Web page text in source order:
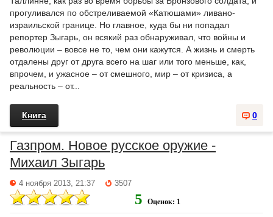
прогуливался по обстреливаемой «Катюшами» ливано-
израильской границе. Но главное, куда бы ни попадал
репортер Зыгарь, он всякий раз обнаруживал, что войны и
революции – вовсе не то, чем они кажутся. А жизнь и смерть
отдалены друг от друга всего на шаг или того меньше, как,
впрочем, и ужасное – от смешного, мир – от кризиса, а
реальность – от...
0
Книга
Газпром. Новое русское оружие -
Михаил Зыгарь
4 ноября 2013, 21:37 3507
5 Оценок: 1